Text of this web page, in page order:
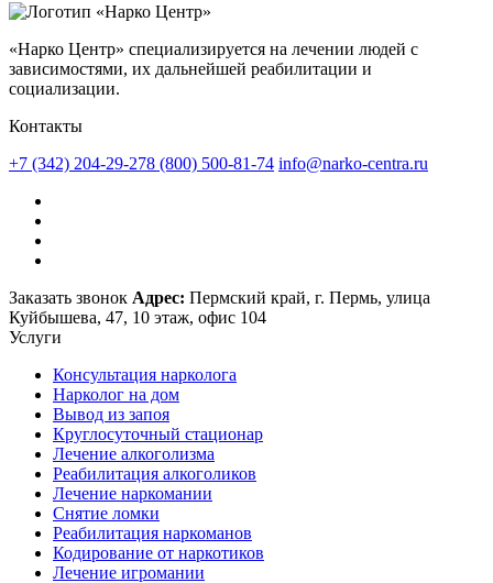
«Нарко Центр» специализируется на лечении людей с
зависимостями, их дальнейшей реабилитации и
социализации.
Контакты
+7 (342) 204-29-278 (800) 500-81-74 info@narko-centra.ru
Заказать звонок Адрес: Пермский край, г. Пермь, улица
Куйбышева, 47, 10 этаж, офис 104
Услуги
Консультация нарколога
Нарколог на дом
Вывод из запоя
Круглосуточный стационар
Лечение алкоголизма
Реабилитация алкоголиков
Лечение наркомании
Снятие ломки
Реабилитация наркоманов
Кодирование от наркотиков
Лечение игромании